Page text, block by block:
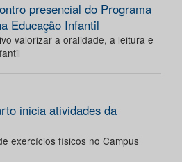
presencial do Programa
Educação Infantil
valorizar a oralidade, a leitura e
inicia atividades da
exercícios físicos no Campus